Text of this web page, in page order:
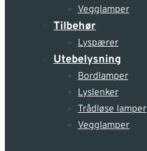
Vegglamper
Tilbehør
Lyspærer
Utebelysning
Bordlamper
Lyslenker
Trådløse lamper
Vegglamper